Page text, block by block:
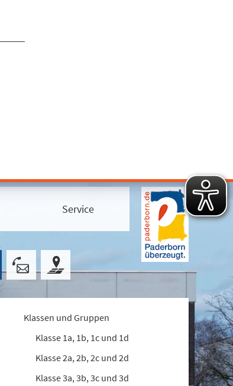
Service
Klassen und Gruppen
Klasse 1a, 1b, 1c und 1d
Klasse 2a, 2b, 2c und 2d
Klasse 3a, 3b, 3c und 3d